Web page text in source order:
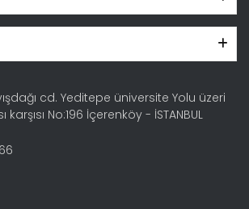
cd. Yeditepe üniversite Yolu üzeri
karşısı No:196 İçerenköy - İSTANBUL